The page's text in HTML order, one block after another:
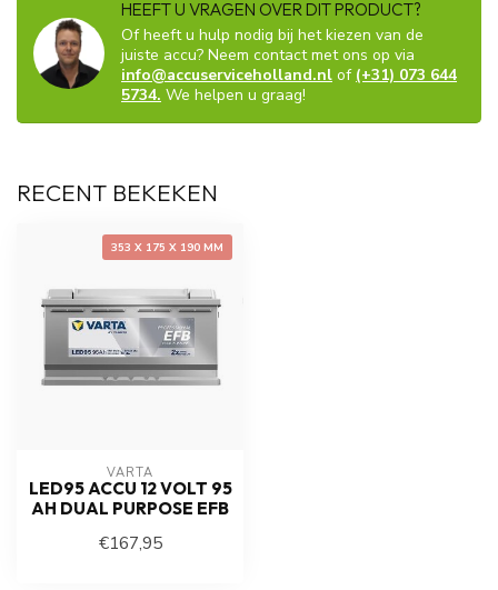
HEEFT U VRAGEN OVER DIT PRODUCT?
Of heeft u hulp nodig bij het kiezen van de
juiste accu? Neem contact met ons op via
info@accuserviceholland.nl of (+31) 073 644
5734. We helpen u graag!
RECENT BEKEKEN
353 X 175 X 190 MM
VARTA
LED95 ACCU 12 VOLT 95
AH DUAL PURPOSE EFB
€167,95